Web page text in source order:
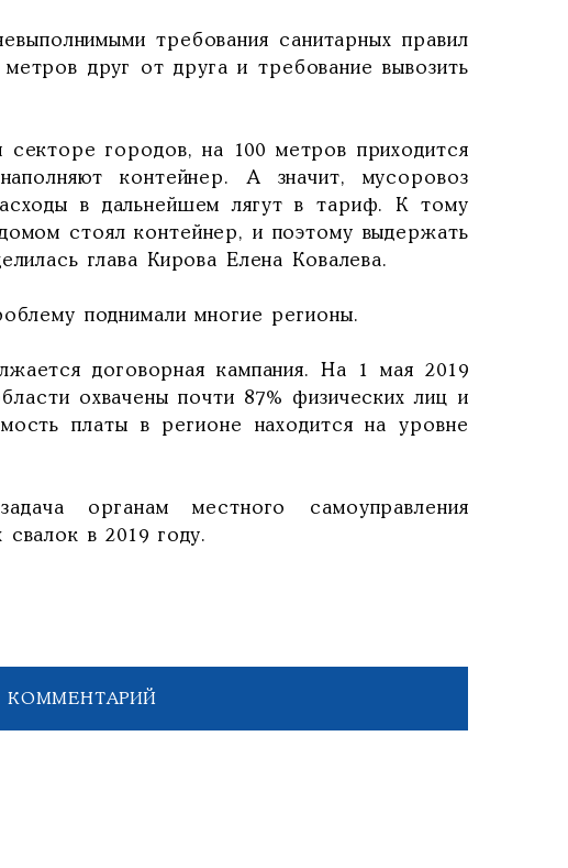
требования санитарных правил
друг от друга и требование вывозить
городов, на 100 метров приходится
контейнер. А значит, мусоровоз
в дальнейшем лягут в тариф. К тому
стоял контейнер, и поэтому выдержать
глава Кирова Елена Ковалева.
поднимали многие регионы.
договорная кампания. На 1 мая 2019
охвачены почти 87% физических лиц и
платы в регионе находится на уровне
органам местного самоуправления
в 2019 году.
КОММЕНТАРИЙ